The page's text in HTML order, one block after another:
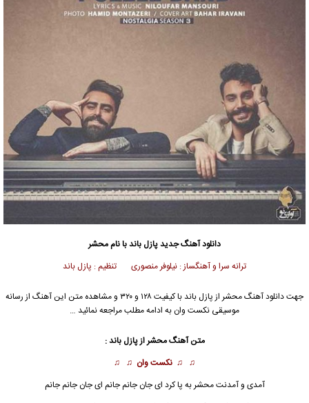
دانلود آهنگ جدیدپازل باندبا نام محشر
ترانه سرا و آهنگساز : نیلوفر منصوری تنظیم : پازل باند
جهت دانلود آهنگ محشر از پازل باند
با کیفیت ۱۲۸ و ۳۲۰ و مشاهده متن این آهنگ از رسانه
موسیقی نکست وان به ادامه مطلب مراجعه نمائید …
متن آهنگ محشر ازپازل باند:
♫ ♫ نکست وان ♫ ♫
آمدی و آمدنتمحشر به پا کرد ای جان جانم جانم ای جان جانم جانم